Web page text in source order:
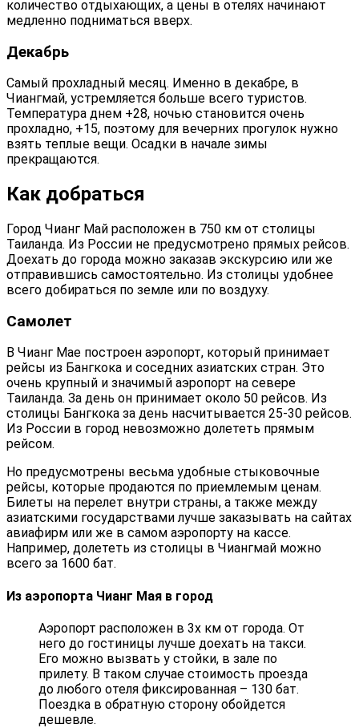
количество отдыхающих, а цены в отелях начинают
медленно подниматься вверх.
Декабрь
Самый прохладный месяц. Именно в декабре, в
Чиангмай, устремляется больше всего туристов.
Температура днем +28, ночью становится очень
прохладно, +15, поэтому для вечерних прогулок нужно
взять теплые вещи. Осадки в начале зимы
прекращаются.
Как добраться
Город Чианг Май расположен в 750 км от столицы
Таиланда. Из России не предусмотрено прямых рейсов.
Доехать до города можно заказав экскурсию или же
отправившись самостоятельно. Из столицы удобнее
всего добираться по земле или по воздуху.
Самолет
В Чианг Мае построен аэропорт, который принимает
рейсы из Бангкока и соседних азиатских стран. Это
очень крупный и значимый аэропорт на севере
Таиланда. За день он принимает около 50 рейсов. Из
столицы Бангкока за день насчитывается 25-30 рейсов.
Из России в город невозможно долететь прямым
рейсом.
Но предусмотрены весьма удобные стыковочные
рейсы, которые продаются по приемлемым ценам.
Билеты на перелет внутри страны, а также между
азиатскими государствами лучше заказывать на сайтах
авиафирм или же в самом аэропорту на кассе.
Например, долететь из столицы в Чиангмай можно
всего за 1600 бат.
Из аэропорта Чианг Мая в город
Аэропорт расположен в 3х км от города. От
него до гостиницы лучше доехать на такси.
Его можно вызвать у стойки, в зале по
прилету. В таком случае стоимость проезда
до любого отеля фиксированная – 130 бат.
Поездка в обратную сторону обойдется
дешевле.